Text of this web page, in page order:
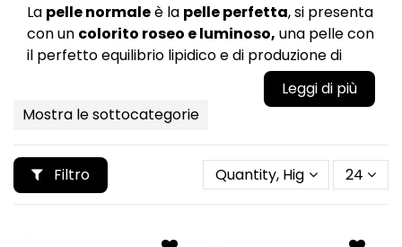
La pelle normaleè la pelle perfetta, si presenta
con un colorito roseo e luminoso, una pelle con
il perfetto equilibrio lipidico e di produzione di
Questa tipologia di pelle necessita di prodotti
che permettano di mantenere la sua perfezione,
la sua pelleliscia e levigata, si tratta di una
pelle completamente
priva di imperfezioni
cutanee.
Mostra le sottocategorie
Filtro Quantity, Highest first
24